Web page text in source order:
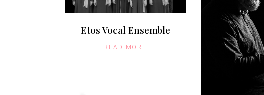
Etos Vocal Ensemble
READ MORE